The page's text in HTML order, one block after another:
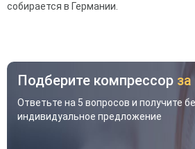
собирается в Германии.
Подберите компрессор
Ответьте на 5 вопросов и получите
индивидуальное предложение